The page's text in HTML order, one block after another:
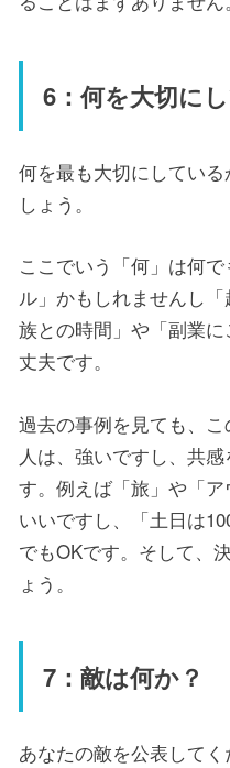
6：何を大切に
何を最も大切にしてい
しょう。
ここでいう「何」は何
ル」かもしれませんし
族との時間」や「副業
丈夫です。
過去の事例を見ても、
人は、強いですし、共
す。例えば「旅」や「
いいですし、「土日は
でもOKです。そして、
ょう。
7：敵は何か？
あなたの敵を公表して